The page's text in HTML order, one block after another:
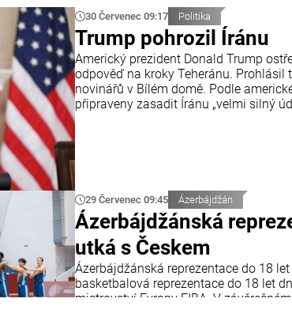
30 Červenec 09:17 Politika
Trump pohrozil Íránu
Americký prezident Donald Trump
odpověď na kroky Teheránu.
novinářů v Bílém domě. Podle
připraveny zasadit Íránu „velmi silný
29 Červenec 09:45 Ázerbájdžán
Ázerbájdžánská
utká s Českem
Ázerbájdžánská reprezentace do 18
basketbalová reprezentace do 18 let
mistrovství Evropy FIBA. V